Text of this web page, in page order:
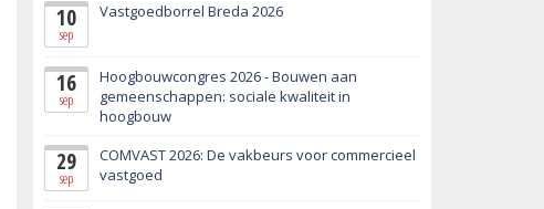
10
sep
Vastgoedborrel Breda 2026
16
sep
Hoogbouwcongres 2026 - Bouwen aan
gemeenschappen: sociale kwaliteit in
hoogbouw
29
sep
COMVAST 2026: De vakbeurs voor commercieel
vastgoed